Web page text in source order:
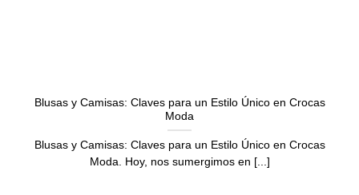
Blusas y Camisas: Claves para un Estilo Único en Crocas
Moda
Blusas y Camisas: Claves para un Estilo Único en Crocas
Moda. Hoy, nos sumergimos en [...]